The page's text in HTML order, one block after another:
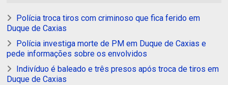
Polícia troca tiros com criminoso que fica ferido em
Duque de Caxias
Polícia investiga morte de PM em Duque de Caxias e
pede informações sobre os envolvidos
Indivíduo é baleado e três presos após troca de tiros em
Duque de Caxias